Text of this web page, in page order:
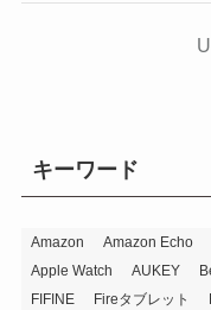
キーワード
Amazon Amazon Echo
Apple Watch
AUKEY
FIFINE
Fireタブレット